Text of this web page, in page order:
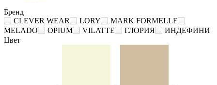
Бренд
CLEVER WEAR
LORY
MARK FORMELLE
MELADO
OPIUM VILATTE ГЛОРИЯ
ИНДЕФИНИ
Цвет